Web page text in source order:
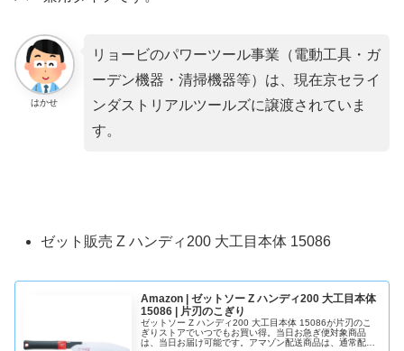
はかせ
リョービのパワーツール事業（電動工具・ガ
ーデン機器・清掃機器等）は、現在京セライ
ンダストリアルツールズに譲渡されていま
す。
ゼット販売 Z ハンディ200 大工目本体 15086
Amazon | ゼットソー Z ハンディ200 大工目本体
15086 | 片刃のこぎり
ゼットソー Z ハンディ200 大工目本体 15086が片刃のこ
ぎりストアでいつでもお買い得。当日お急ぎ便対象商品
は、当日お届け可能です。アマゾン配送商品は、通常配送